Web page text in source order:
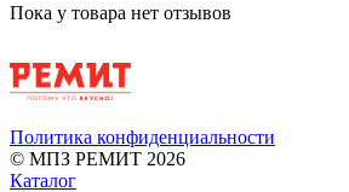
Пока у товара нет отзывов
Политика конфиденциальности
© МПЗ РЕМИТ 2026
Каталог